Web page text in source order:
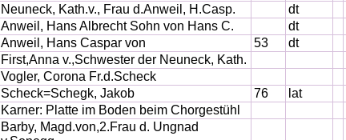
Neuneck, Kath.v., Frau d.Anweil, H.Casp. dt
Anweil, Hans Albrecht Sohn von Hans C. dt
Anweil, Hans Caspar von 53 dt
First,Anna v.,Schwester der Neuneck, Kath.
Vogler, Corona Fr.d.Scheck
Scheck=Schegk, Jakob 76 lat
Karner: Platte im Boden beim Chorgestühl
Barby, Magd.von,2.Frau d. Ungnad